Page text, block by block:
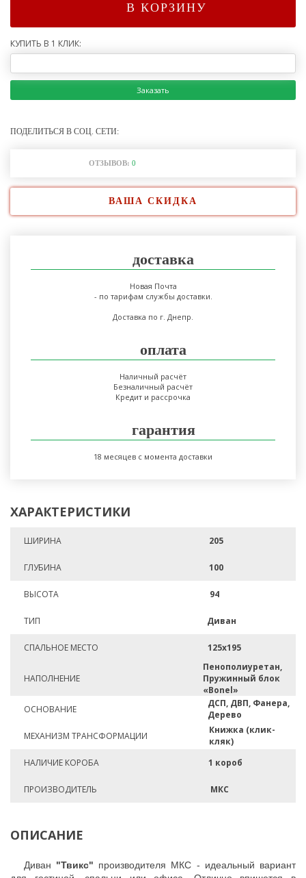
В КОРЗИНУ
КУПИТЬ В 1 КЛИК:
Заказать
ПОДЕЛИТЬСЯ В СОЦ. СЕТИ:
ОТЗЫВОВ: 0
ВАША СКИДКА
доставка
Новая Почта
- по тарифам службы доставки.
Доставка по г. Днепр.
оплата
Наличный расчёт
Безналичный расчёт
Кредит и рассрочка
гарантия
18 месяцев с момента доставки
ХАРАКТЕРИСТИКИ
ШИРИНА 205
ГЛУБИНА 100
ВЫСОТА 94
ТИП Диван
СПАЛЬНОЕ МЕСТО 125х195
НАПОЛНЕНИЕ
Пенополиуретан,
Пружинный блок
«Bonel»
ОСНОВАНИЕ
ДСП, ДВП, Фанера,
Дерево
МЕХАНИЗМ ТРАНСФОРМАЦИИ
Книжка (клик-
кляк)
НАЛИЧИЕ КОРОБА
1 короб
ПРОИЗВОДИТЕЛЬ МКС
ОПИСАНИЕ
Диван "Твикс" производителя МКС - идеальный вариант